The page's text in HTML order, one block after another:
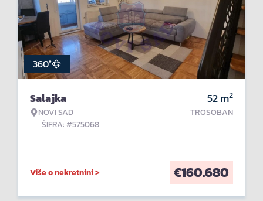
360°
Salajka
NOVI SAD
ŠIFRA: #575068
52m2
TROSOBAN
Više o nekretnini > €160.680